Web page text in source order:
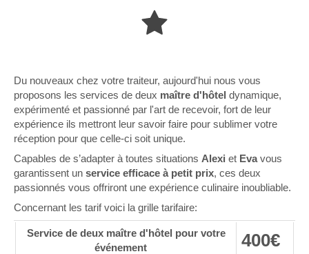
Du nouveaux chez votre traiteur, aujourd'hui nous vous
proposons les services de deux maître d'hôtel dynamique,
expérimenté et passionné par l'art de recevoir, fort de leur
expérience ils mettront leur savoir faire pour sublimer votre
réception pour que celle-ci soit unique.
Capables de s’adapter à toutes situations Alexi et Evavous
garantissent un service efficace à petit prix, ces deux
passionnés vous offriront une expérience culinaire inoubliable.
Concernant les tarif voici la grille tarifaire:
Service de deux maître d'hôtel pour votre
événement
400€